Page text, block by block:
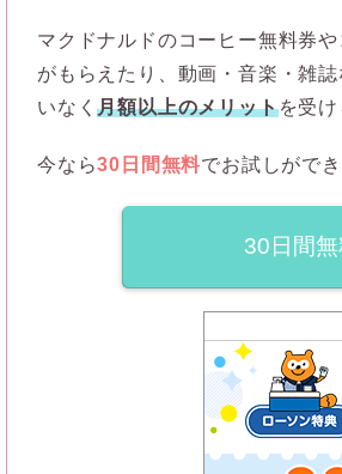
マクドナルドのコーヒー無料券
がもらえたり、動画・音楽・雑
いなく月額以上のメリットを受
今なら30日間無料でお試しがで
30日間